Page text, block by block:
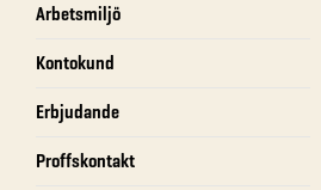
Arbetsmiljö
Kontokund
Erbjudande
Proffskontakt